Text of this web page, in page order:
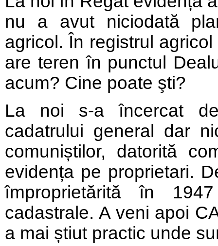
nu a avut niciodată
agricol. În registrul
are teren în punctul
acum? Cine poate şti?
La noi s-a încercat
cadatrului general dar
comuniștilor, datorită
evidența pe proprietari.
împroprietărită în
cadastrale. A veni apoi
a mai știut practic unde